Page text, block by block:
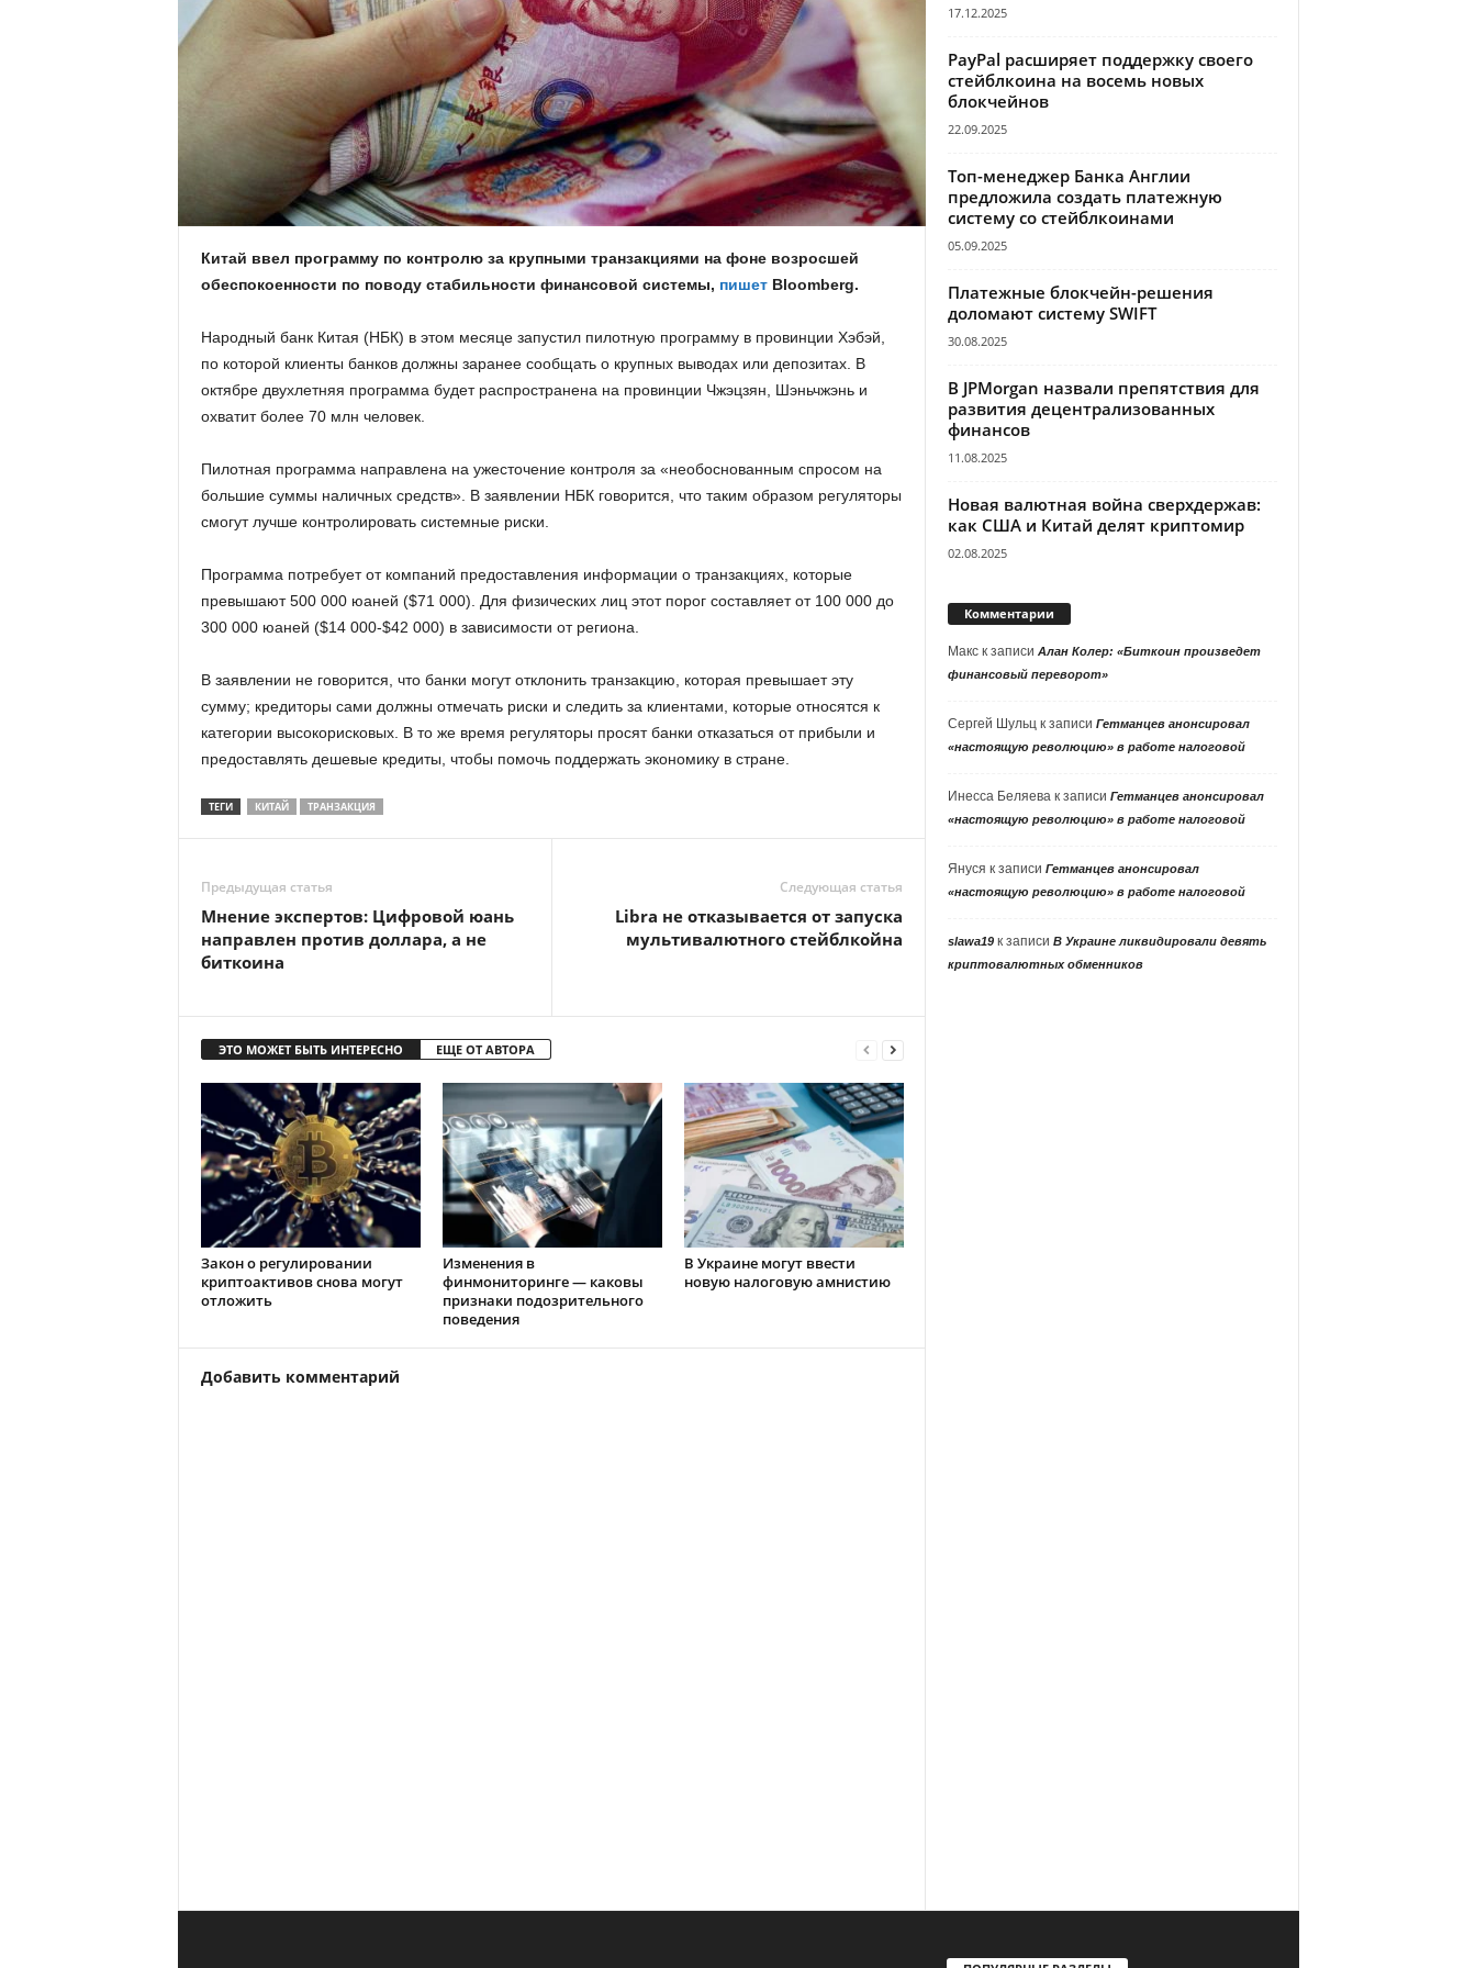
.
c
m
.
u
Китай ввел программу по контролю за крупными транзакциями на фоне возросшей
обеспокоенности по поводу стабильности финансовой системы, пишетBloomberg.
Народный банк Китая (НБК) в этом месяце запустил пилотную программу в провинции Хэбэй,
по которой клиенты банков должны заранее сообщать о крупных выводах или депозитах. В
октябре двухлетняя программа будет распространена на провинции Чжэцзян, Шэньчжэнь и
охватит более 70 млн человек.
Пилотная программа направлена ​​на ужесточение контроля за «необоснованным спросом на
большие суммы наличных средств». В заявлении НБК говорится, что таким образом регуляторы
смогут лучше контролировать системные риски.
Программа потребует от компаний предоставления информации о транзакциях, которые
превышают 500 000 юаней ($71 000). Для физических лиц этот порог составляет от 100 000 до
300 000 юаней ($14 000-$42 000) в зависимости от региона.
В заявлении не говорится, что банки могут отклонить транзакцию, которая превышает эту
сумму; кредиторы сами должны отмечать риски и следить за клиентами, которые относятся к
категории высокорисковых. В то же время регуляторы просят банки отказаться от прибыли и
предоставлять дешевые кредиты, чтобы помочь поддержать экономику в стране.
ТЕГИ КИТАЙ ТРАНЗАКЦИЯ
Предыдущая статья
Мнение экспертов: Цифровой юань
направлен против доллара, а не
биткоина
Следующая статья
Libra не отказывается от запуска
мультивалютного стейблкойна
ЭТО МОЖЕТ БЫТЬ ИНТЕРЕСНО ЕЩЕ ОТ АВТОРА
Закон о регулировании
криптоактивов снова могут
отложить
Изменения в
финмониторинге — каковы
признаки подозрительного
поведения
В Украине могут ввести
новую налоговую амнистию
Добавить комментарий
17.12.2025
PayPal расширяет поддержку своего
стейблкоина на восемь новых
блокчейнов
22.09.2025
Топ-менеджер Банка Англии
предложила создать платежную
систему со стейблкоинами
05.09.2025
Платежные блокчейн-решения
доломают систему SWIFT
30.08.2025
В JPMorgan назвали препятствия для
развития децентрализованных
финансов
11.08.2025
Новая валютная война сверхдержав:
как США и Китай делят криптомир
02.08.2025
Комментарии
Макск записи Алан Колер: «Биткоин произведет
финансовый переворот»
Сергей Шульцк записи Гетманцев анонсировал
«настоящую революцию» в работе налоговой
Инесса Беляевак записи Гетманцев анонсировал
«настоящую революцию» в работе налоговой
Януся к записи Гетманцев анонсировал
«настоящую революцию» в работе налоговой
slawa19к записи В Украине ликвидировали девять
криптовалютных обменников